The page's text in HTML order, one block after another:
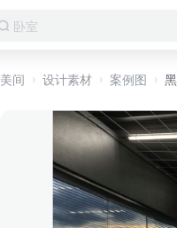
卧室
美间 设计素材 案例图